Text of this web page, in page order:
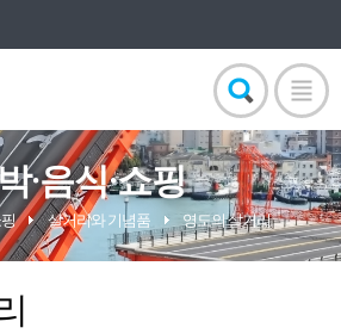
·음식·쇼핑
살거리와 기념품 영도의 살거리